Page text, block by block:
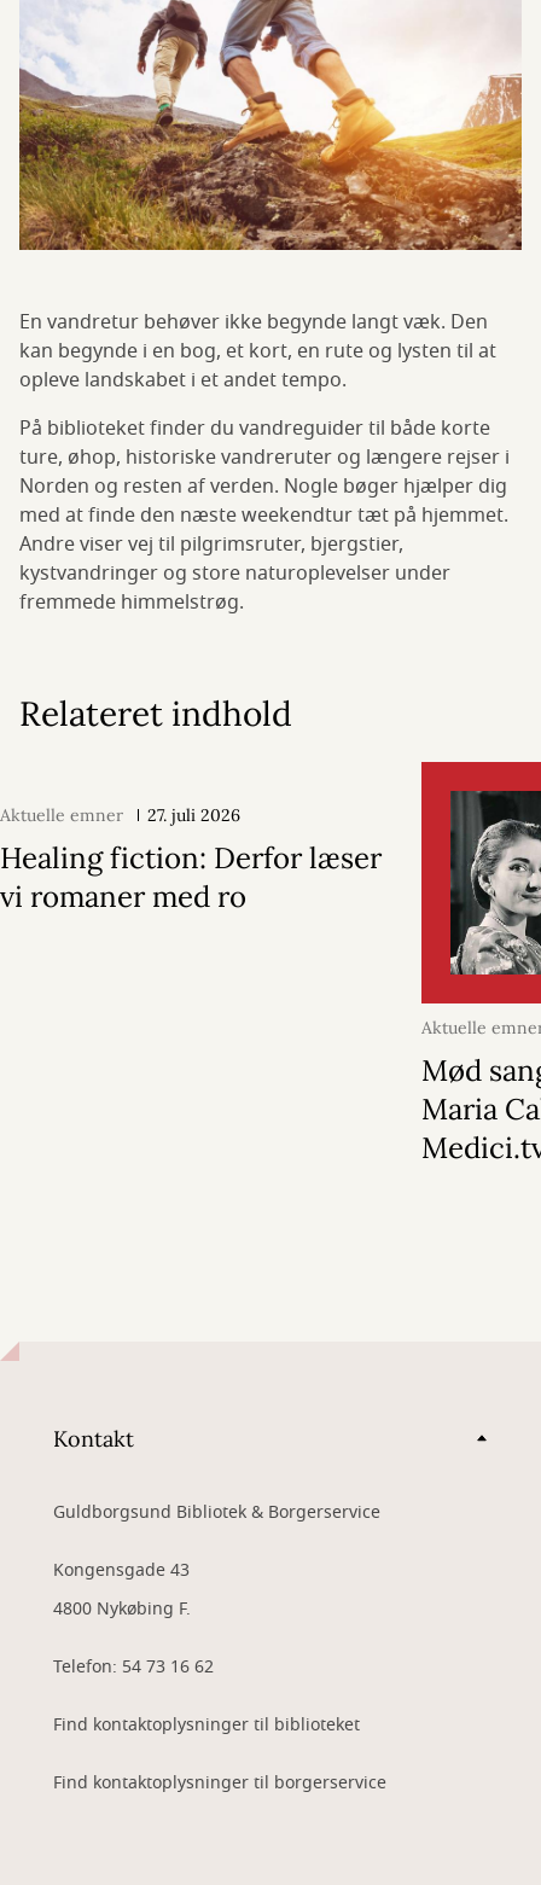
En vandretur behøver ikke begynde langt væk. Den
kan begynde i en bog, et kort, en rute og lysten til at
opleve landskabet i et andet tempo.
På biblioteket finder du vandreguider til både korte
ture, øhop, historiske vandreruter og længere rejser i
Norden og resten af verden. Nogle bøger hjælper dig
med at finde den næste weekendtur tæt på hjemmet.
Andre viser vej til pilgrimsruter, bjergstier,
kystvandringer og store naturoplevelser under
fremmede himmelstrøg.
Relateret indhold
Aktuelle emner 27. juli 2026
Healing fiction: Derfor læser
vi romaner med ro
Aktuelle
Mød
Maria
Kontakt
Guldborgsund Bibliotek & Borgerservice
Kongensgade 43
4800 Nykøbing F.
Telefon: 54 73 16 62
Find kontaktoplysninger til biblioteket
Find kontaktoplysninger til borgerservice